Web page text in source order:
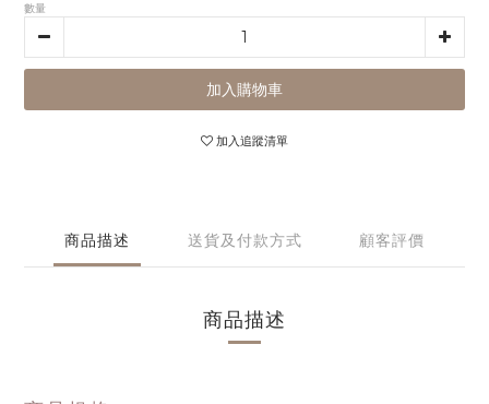
數量
加入購物車
加入追蹤清單
商品描述 送貨及付款方式 顧客評價
商品描述